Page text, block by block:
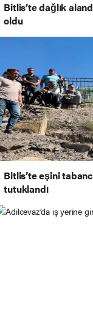
Bitlis’te dağlık
oldu
Bitlis’te eşini
tutuklandı